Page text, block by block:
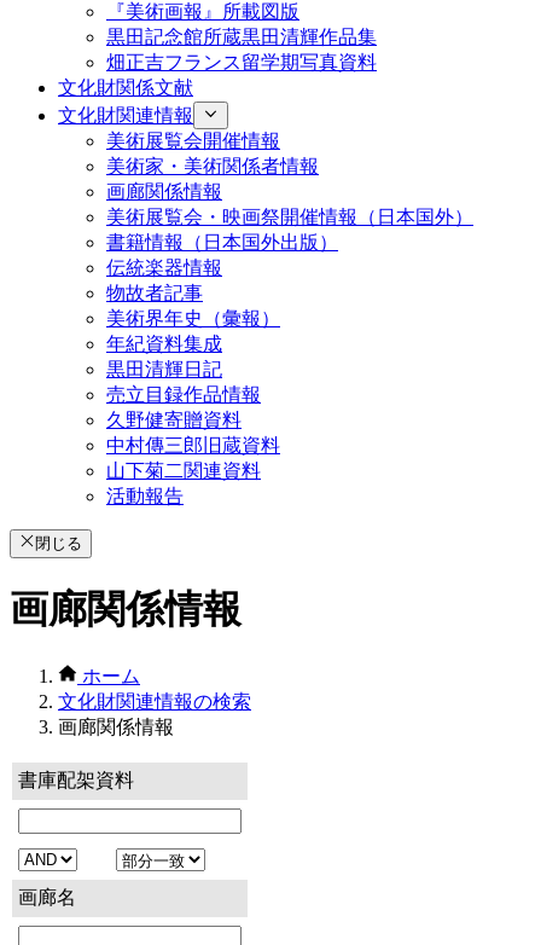
『美術画報』所載図版
黒田記念館所蔵黒田清輝作品集
畑正吉フランス留学期写真資料
文化財関係文献
文化財関連情報
美術展覧会開催情報
美術家・美術関係者情報
画廊関係情報
美術展覧会・映画祭開催情報（日本国外）
書籍情報（日本国外出版）
伝統楽器情報
物故者記事
美術界年史（彙報）
年紀資料集成
黒田清輝日記
売立目録作品情報
久野健寄贈資料
中村傳三郎旧蔵資料
山下菊二関連資料
活動報告
閉じる
画廊関係情報
ホーム
文化財関連情報の検索
画廊関係情報
書庫配架資料
画廊名